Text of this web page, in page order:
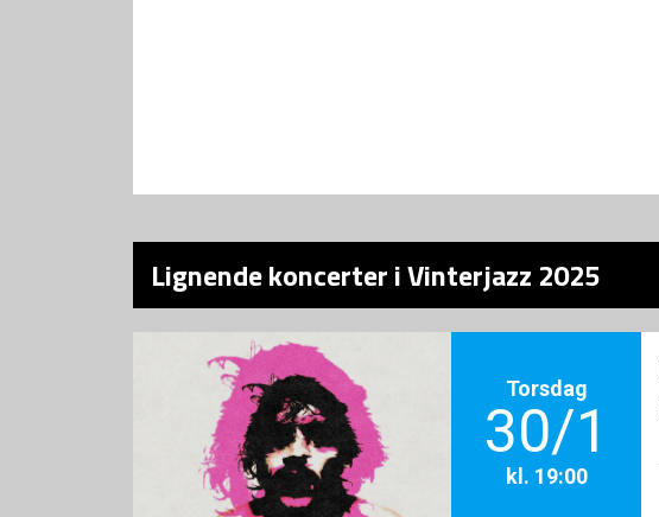
Lignende koncerter i Vinterjazz 2025
Torsdag
30/1
kl. 19:00